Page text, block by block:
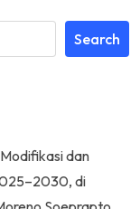
Search
dan
di